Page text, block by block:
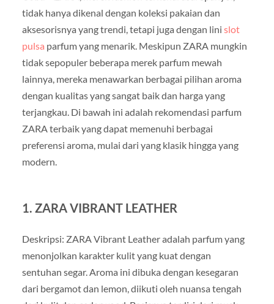
tidak hanya dikenal dengan koleksi pakaian dan
aksesorisnya yang trendi, tetapi juga dengan lini slot
pulsa parfum yang menarik. Meskipun ZARA mungkin
tidak sepopuler beberapa merek parfum mewah
lainnya, mereka menawarkan berbagai pilihan aroma
dengan kualitas yang sangat baik dan harga yang
terjangkau. Di bawah ini adalah rekomendasi parfum
ZARA terbaik yang dapat memenuhi berbagai
preferensi aroma, mulai dari yang klasik hingga yang
modern.
1. ZARA VIBRANT LEATHER
Deskripsi: ZARA Vibrant Leather adalah parfum yang
menonjolkan karakter kulit yang kuat dengan
sentuhan segar. Aroma ini dibuka dengan kesegaran
dari bergamot dan lemon, diikuti oleh nuansa tengah